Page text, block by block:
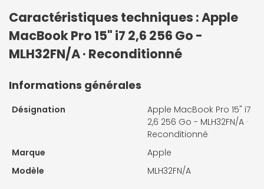
Caractéristiques techniques : Apple
MacBook Pro 15" i7 2,6 256 Go -
MLH32FN/A · Reconditionné
Informations générales
Désignation
Apple MacBook Pro 15" i7
2,6 256 Go - MLH32FN/A ·
Reconditionné
Marque
Apple
Modèle
MLH32FN/A